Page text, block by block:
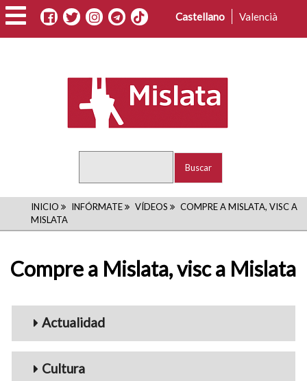
Pasar
al
contenido
Castellano Valencià
RUTA
DE
NAVEGACIÓN
INICIO INFÓRMATE VÍDEOS
COMPRE A MISLATA, VISC A
MISLATA
Compre a Mislata, visc a Mislata
Menu_Videos
Actualidad
Cultura